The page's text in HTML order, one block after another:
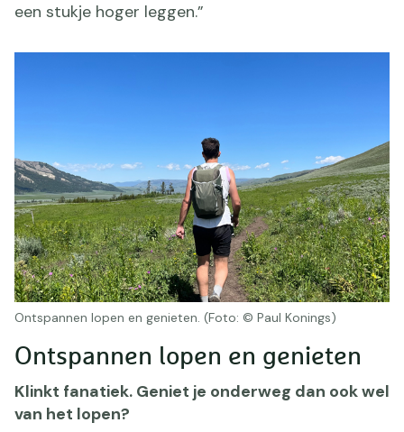
een stukje hoger leggen.”
Ontspannen lopen en genieten. (Foto: © Paul Konings)
Ontspannen lopen en genieten
Klinkt fanatiek. Geniet je onderweg dan ook wel
van het lopen?